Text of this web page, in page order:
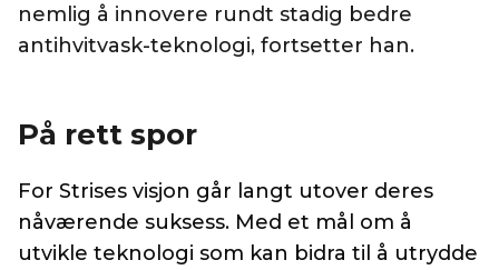
nemlig å innovere rundt stadig bedre
antihvitvask-teknologi, fortsetter han.
På rett spor
For Strises visjon går langt utover deres
nåværende suksess. Med et mål om å
utvikle teknologi som kan bidra til å utrydde